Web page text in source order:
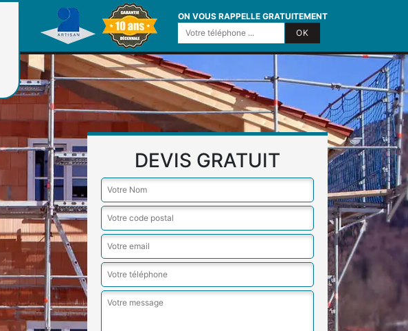
ON VOUS RAPPELLE GRATUITEMENT
DEVIS GRATUIT